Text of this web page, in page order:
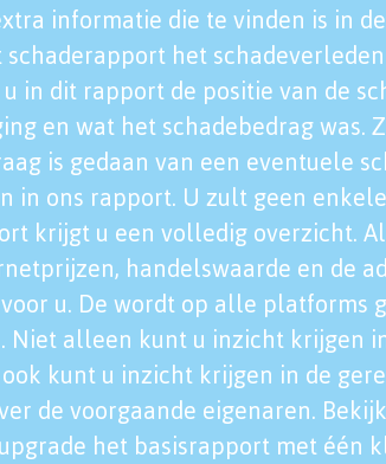
informatie die te vinden is in
schaderapport het
in dit rapport de positie van de
en wat het schadebedrag was.
is gedaan van een eventuele
in ons rapport. U zult geen
krijgt u een volledig overzicht.
handelswaarde en de
u. De wordt op alle platforms
Niet alleen kunt u inzicht krijgen
kunt u inzicht krijgen in de
de voorgaande eigenaren.
het basisrapport met één